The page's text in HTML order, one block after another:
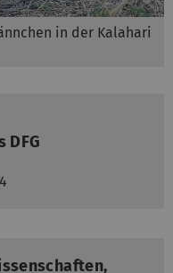
in der Kalahari
DFG